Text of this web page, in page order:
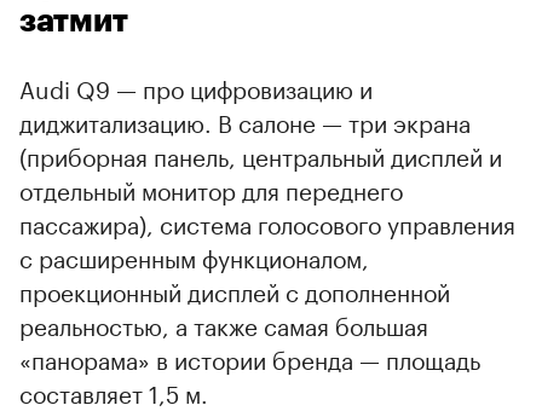
затмит
Audi Q9 — про цифровизацию и
диджитализацию. В салоне — три экрана
(приборная панель, центральный дисплей и
отдельный монитор для переднего
пассажира), система голосового управления
с расширенным функционалом,
проекционный дисплей с дополненной
реальностью, а также самая большая
«панорама» в истории бренда — площадь
составляет 1,5 м.